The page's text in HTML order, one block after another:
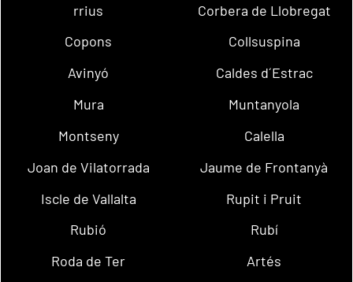
rrius
Corbera de Llobregat
Copons
Collsuspina
Avinyó
Caldes d´Estrac
Mura
Muntanyola
Montseny
Calella
Joan de Vilatorrada
Jaume de Frontanyà
Iscle de Vallalta
Rupit i Pruit
Rubió
Rubí
Roda de Ter
Artés